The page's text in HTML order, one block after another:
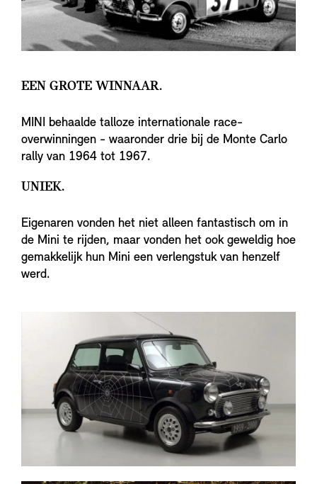
EEN GROTE WINNAAR.
MINI behaalde talloze internationale race-
overwinningen - waaronder drie bij de Monte Carlo
rally van 1964 tot 1967.
UNIEK.
Eigenaren vonden het niet alleen fantastisch om in
de Mini te rijden, maar vonden het ook geweldig hoe
gemakkelijk hun Mini een verlengstuk van henzelf
werd.